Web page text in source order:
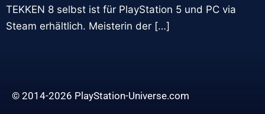
TEKKEN 8 selbst ist für PlayStation 5 und PC via
Steam erhältlich. Meisterin der […]
© 2014-2026 PlayStation-Universe.com